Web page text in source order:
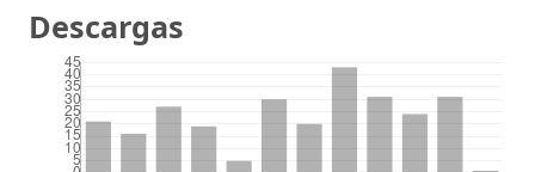
Descargas